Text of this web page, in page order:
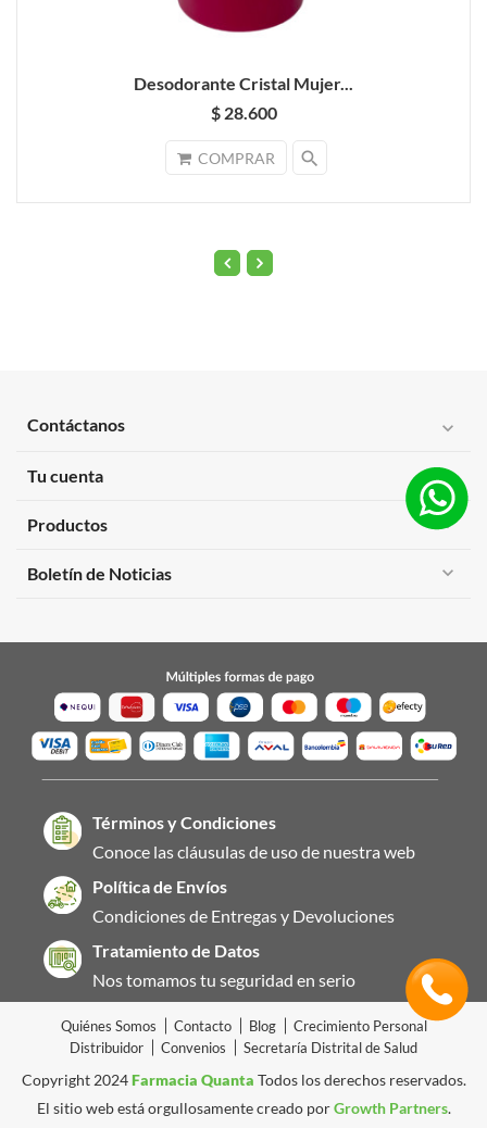
Desodorante Cristal Mujer...
$ 28.600
COMPRAR search
Contáctanos expand_more
Tu cuenta expand_more
Productos expand_more
Boletín de Noticias expand_more
Términos y Condiciones
Conoce las cláusulas de uso de nuestra web
Política de Envíos
Condiciones de Entregas y Devoluciones
Tratamiento de Datos
Nos tomamos tu seguridad en serio
Quiénes Somos Contacto Blog
Crecimiento Personal
Distribuidor
Convenios Secretaría Distrital de Salud
Copyright 2024Farmacia Quanta Todos los derechos reservados.
El sitio web está orgullosamente creado porGrowth Partners.